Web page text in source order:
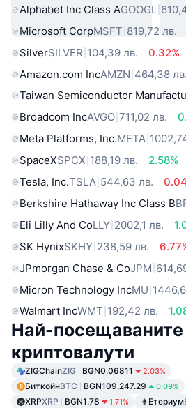
Alphabet Inc Class AGOOGL
Microsoft CorpMSFT 819,72 лв.
SilverSILVER 104,39 лв.
0.32%
Amazon.com IncAMZN 464,38 лв.
Taiwan Semiconductor
Broadcom IncAVGO 711,02 лв.
Meta Platforms, Inc.META
SpaceXSPCX 188,19 лв.
2.58%
Tesla, Inc.TSLA 544,63 лв.
Berkshire Hathaway Inc Class B
Eli Lilly And CoLLY 2002,1 лв.
SK HynixSKHY 238,59 лв.
JPmorgan Chase & CoJPM
Micron Technology IncMU
Walmart IncWMT 192,42 лв.
Най-посещаваните
криптовалути
ZIGChainZIG BGN0.06811 2.03%
БиткойнBTC BGN109,247.29 0.09%
XRPXRP BGN1.78 1.71% Етериум